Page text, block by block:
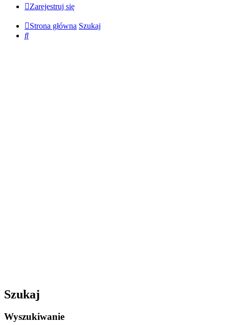
Zarejestruj się
Strona główna Szukaj
Szukaj
Szukaj
Wyszukiwanie